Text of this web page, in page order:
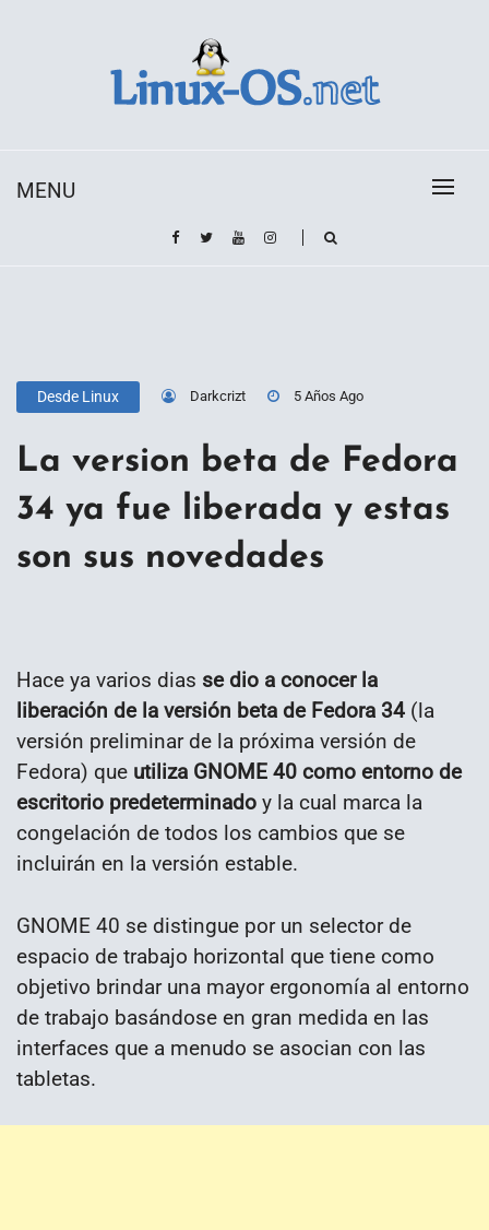
MENU
Desde Linux Darkcrizt 5 Años Ago
La version beta de Fedora
34 ya fue liberada y estas
son sus novedades
Hace ya varios dias se dio a conocer la
liberación de la versión beta de Fedora 34 (la
versión preliminar de la próxima versión de
Fedora) que utiliza GNOME 40 como entorno de
escritorio predeterminado y la cual marca la
congelación de todos los cambios que se
incluirán en la versión estable.
GNOME 40 se distingue por un selector de
espacio de trabajo horizontal que tiene como
objetivo brindar una mayor ergonomía al entorno
de trabajo basándose en gran medida en las
interfaces que a menudo se asocian con las
tabletas.